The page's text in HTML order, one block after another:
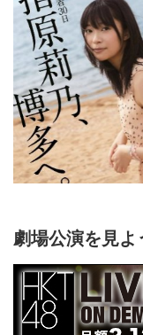
劇場公演を見よ